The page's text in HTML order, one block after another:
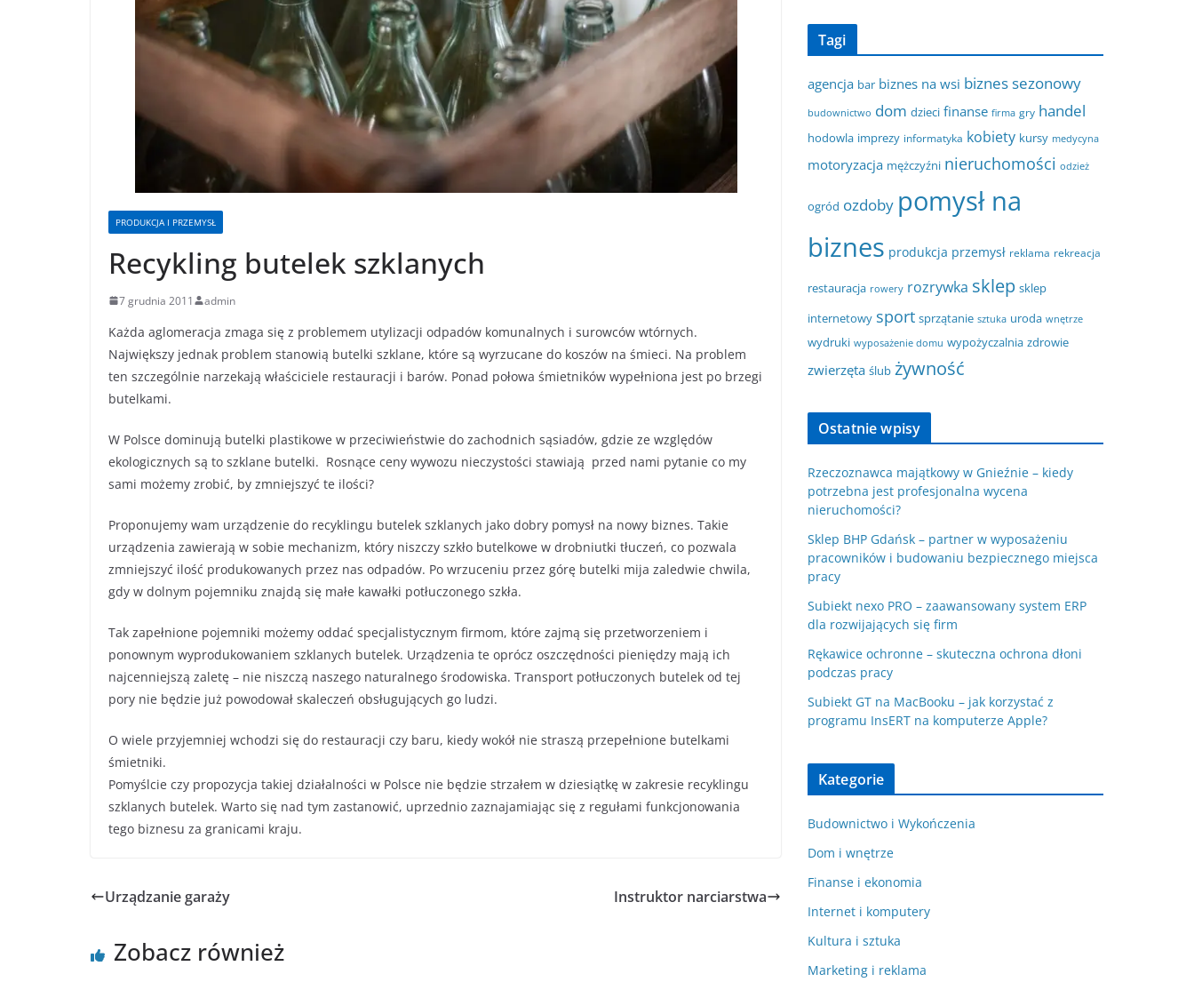
PRODUKCJA I PRZEMYSŁ
Recykling butelek szklanych
7 grudnia 2011 admin
Każda aglomeracja zmaga się z problemem utylizacji odpadów komunalnych i surowców wtórnych.
Największy jednak problem stanowią butelki szklane, które są wyrzucane do koszów na śmieci. Na problem
ten szczególnie narzekają właściciele restauracji i barów. Ponad połowa śmietników wypełniona jest po brzegi
butelkami.
W Polsce dominują butelki plastikowe w przeciwieństwie do zachodnich sąsiadów, gdzie ze względów
ekologicznych są to szklane butelki. Rosnące ceny wywozu nieczystości stawiają przed nami pytanie co my
sami możemy zrobić, by zmniejszyć te ilości?
Proponujemy wam urządzenie do recyklingu butelek szklanych jako dobry pomysł na nowy biznes. Takie
urządzenia zawierają w sobie mechanizm, który niszczy szkło butelkowe w drobniutki tłuczeń, co pozwala
zmniejszyć ilość produkowanych przez nas odpadów. Po wrzuceniu przez górę butelki mija zaledwie chwila,
gdy w dolnym pojemniku znajdą się małe kawałki potłuczonego szkła.
Tak zapełnione pojemniki możemy oddać specjalistycznym firmom, które zajmą się przetworzeniem i
ponownym wyprodukowaniem szklanych butelek. Urządzenia te oprócz oszczędności pieniędzy mają ich
najcenniejszą zaletę – nie niszczą naszego naturalnego środowiska. Transport potłuczonych butelek od tej
pory nie będzie już powodował skaleczeń obsługujących go ludzi.
O wiele przyjemniej wchodzi się do restauracji czy baru, kiedy wokół nie straszą przepełnione butelkami
śmietniki.
Pomyślcie czy propozycja takiej działalności w Polsce nie będzie strzałem w dziesiątkę w zakresie recyklingu
szklanych butelek. Warto się nad tym zastanowić, uprzednio zaznajamiając się z regułami funkcjonowania
tego biznesu za granicami kraju.
Urządzanie garaży Instruktor narciarstwa
Zobacz również
Tagi
agencja bar biznes na wsi biznes sezonowy
budownictwo dom dzieci finanse firma gry handel
hodowla imprezy informatyka kobiety kursy medycyna
motoryzacja mężczyźni nieruchomości odzież
ogród ozdoby pomysł na
biznes produkcja przemysł reklama rekreacja
restauracja rowery rozrywka sklep sklep
internetowy sport sprzątanie sztuka uroda wnętrze
wydruki wyposażenie domu wypożyczalnia zdrowie
zwierzęta ślub żywność
Ostatnie wpisy
Rzeczoznawca majątkowy w Gnieźnie – kiedy
potrzebna jest profesjonalna wycena
nieruchomości?
Sklep BHP Gdańsk – partner w wyposażeniu
pracowników i budowaniu bezpiecznego miejsca
pracy
Subiekt nexo PRO – zaawansowany system ERP
dla rozwijających się firm
Rękawice ochronne – skuteczna ochrona dłoni
podczas pracy
Subiekt GT na MacBooku – jak korzystać z
programu InsERT na komputerze Apple?
Kategorie
Budownictwo i Wykończenia
Dom i wnętrze
Finanse i ekonomia
Internet i komputery
Kultura i sztuka
Marketing i reklama